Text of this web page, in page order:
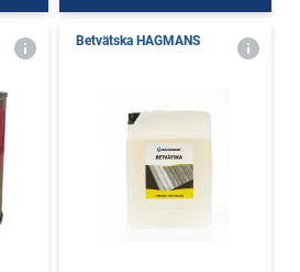
Betvätska HAGMANS